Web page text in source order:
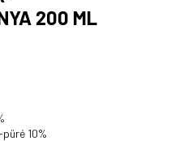
200 ML
10%